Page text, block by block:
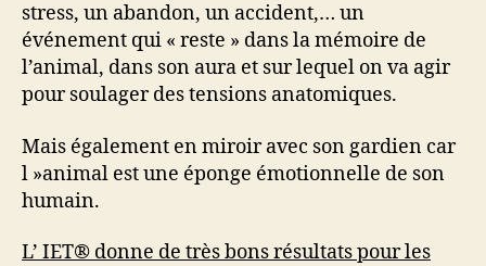
stress, un abandon, un accident,… un
événement qui « reste » dans la mémoire de
l’animal, dans son aura et sur lequel on va agir
pour soulager des tensions anatomiques.
Mais également en miroir avec son gardien car
l »animal est une éponge émotionnelle de son
humain.
L’ IET® donne de très bons résultats pour les